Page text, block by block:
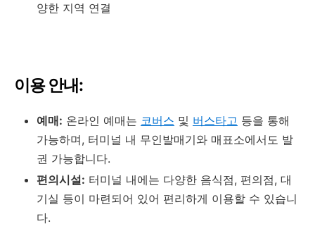
양한 지역 연결
이용 안내:
예매: 온라인 예매는 코버스 및 버스타고 등을 통해
가능하며, 터미널 내 무인발매기와 매표소에서도 발
권 가능합니다.
편의시설: 터미널 내에는 다양한 음식점, 편의점, 대
기실 등이 마련되어 있어 편리하게 이용할 수 있습니
다.